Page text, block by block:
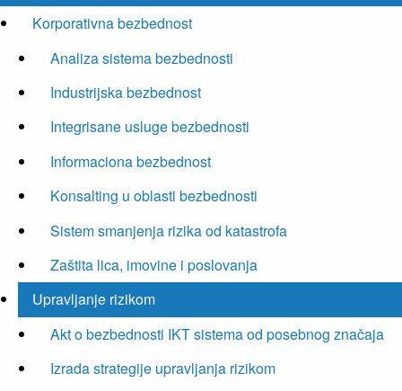
Korporativna bezbednost
Analiza sistema bezbednosti
Industrijska bezbednost
Integrisane usluge bezbednosti
Informaciona bezbednost
Konsalting u oblasti bezbednosti
Sistem smanjenja rizika od katastrofa
Zaštita lica, imovine i poslovanja
Upravljanje rizikom
Akt o bezbednosti IKT sistema od posebnog značaja
Izrada strategije upravljanja rizikom